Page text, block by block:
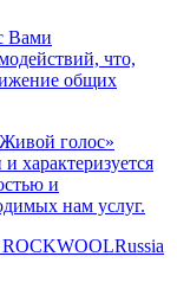
Вами
что,
общих
голос»
характеризуется
и
нам услуг.